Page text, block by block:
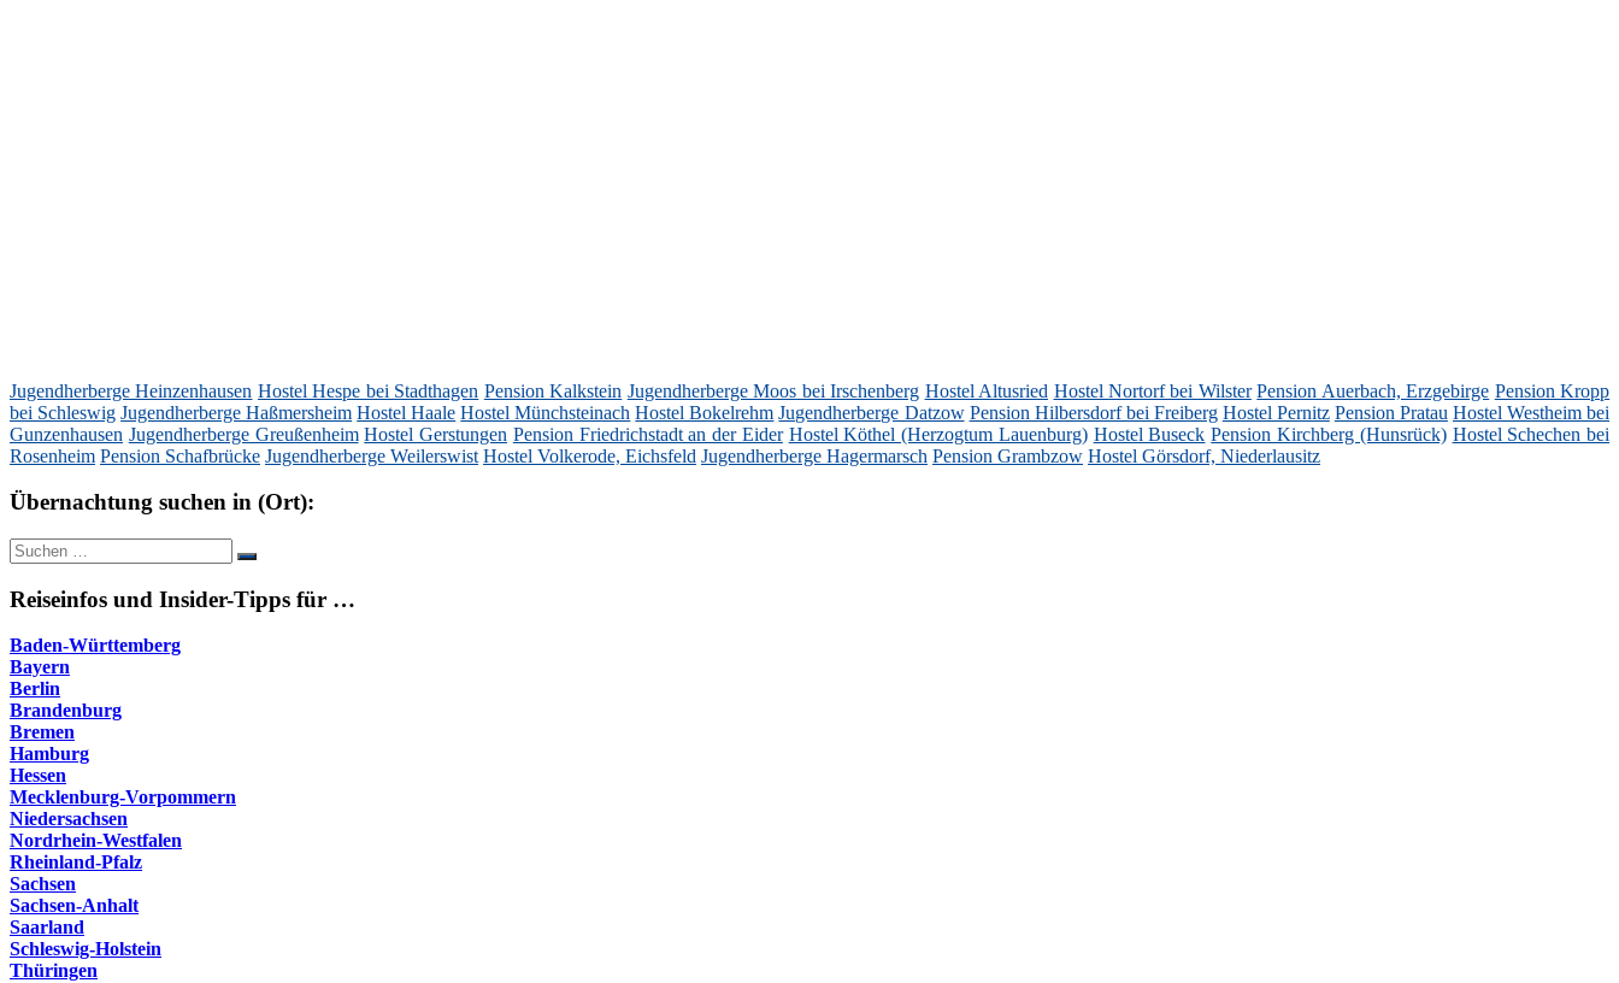
Jugendherberge Heinzenhausen Hostel Hespe bei Stadthagen Pension Kalkstein Jugendherberge Moos bei Irschenberg Hostel Altusried Hostel Nortorf bei Wilster Pension Auerbach, Erzgebirge Pension Kropp
bei Schleswig Jugendherberge Haßmersheim Hostel Haale Hostel Münchsteinach Hostel Bokelrehm Jugendherberge Datzow Pension Hilbersdorf bei Freiberg Hostel Pernitz Pension Pratau Hostel Westheim bei
Gunzenhausen Jugendherberge Greußenheim Hostel Gerstungen Pension Friedrichstadt an der Eider Hostel Köthel (Herzogtum Lauenburg) Hostel Buseck Pension Kirchberg (Hunsrück) Hostel Schechen bei
Rosenheim Pension Schafbrücke Jugendherberge Weilerswist Hostel Volkerode, Eichsfeld Jugendherberge Hagermarsch Pension Grambzow Hostel Görsdorf, Niederlausitz
Übernachtung suchen in (Ort):
Suche
nach:
Suchen
Reiseinfos und Insider-Tipps für …
Baden-Württemberg
Bayern
Berlin
Brandenburg
Bremen
Hamburg
Hessen
Mecklenburg-Vorpommern
Niedersachsen
Nordrhein-Westfalen
Rheinland-Pfalz
Sachsen
Sachsen-Anhalt
Saarland
Schleswig-Holstein
Thüringen